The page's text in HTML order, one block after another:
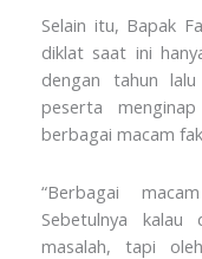
Selain itu, Bapak
diklat saat ini
dengan tahun
peserta
berbagai macam
“Berbagai
Sebetulnya kalau
masalah, tapi